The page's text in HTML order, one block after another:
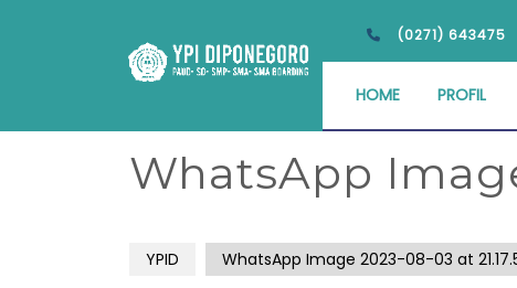
(0271) 643475
HOME PROFIL
WhatsApp
YPID WhatsApp Image 2023-08-03 at